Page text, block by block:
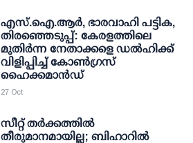
എസ്.ഐ.ആര്‍, ഭാരവാഹി പട്ടിക,
തിരഞ്ഞെടുപ്പ്: കേരളത്തിലെ
മുതിര്‍ന്ന നേതാക്കളെ ഡല്‍ഹിക്ക്
വിളിപ്പിച്ച് കോണ്‍ഗ്രസ്
ഹൈക്കമാന്‍ഡ്
27 Oct
സീറ്റ് തര്‍ക്കത്തില്‍
തീരുമാനമായില്ല; ബിഹാറില്‍